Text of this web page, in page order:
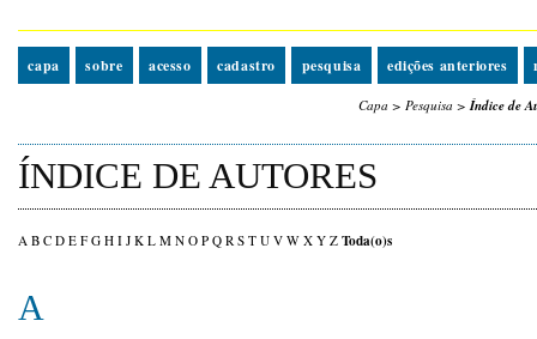
capa sobre acesso cadastro pesquisa edições anteriores
Capa >Pesquisa >Índice de
ÍNDICE DE AUTORES
A B C D E F G H I J K L M N O P Q R S T U V W X Y Z Toda(o)s
A